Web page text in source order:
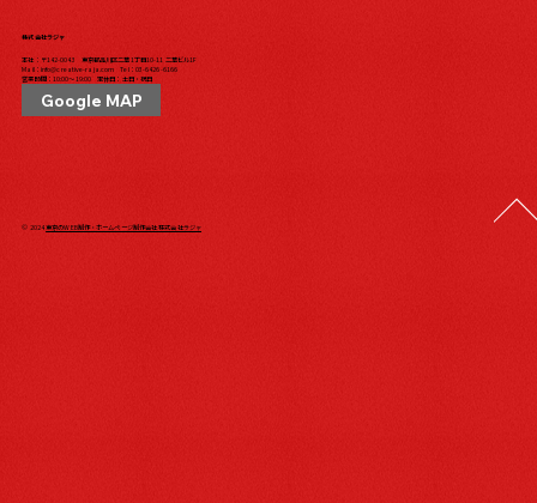
株式会社ラジャ
本社：〒142-0043 東京都品川区二葉1丁目10-11 二葉ビル1F
Mail： info@creative-raja.com Tel： 03-6426-6166
営業時間：10:00〜19:00 定休日：土日・祝日
Google MAP
© 2024東京のWEB制作・ホームページ制作会社 株式会社ラジャ